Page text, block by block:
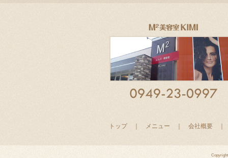
トップ｜ メニュー 会社概要